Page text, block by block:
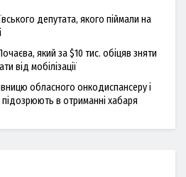
депутата, якого піймали на
який за $10 тис. обіцяв зняти
від мобілізації
обласного онкодиспансеру і
в отриманні хабаря